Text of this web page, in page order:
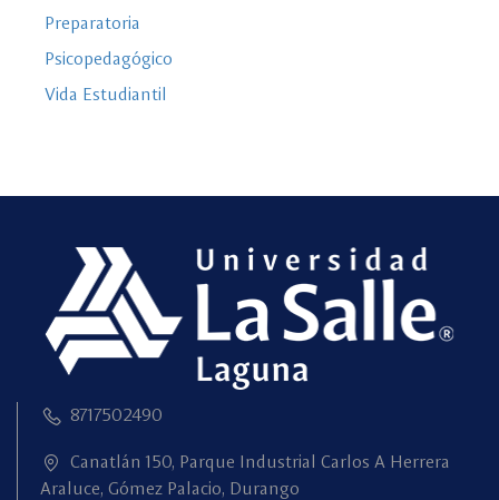
Preparatoria
Psicopedagógico
Vida Estudiantil
8717502490
Canatlán 150, Parque Industrial Carlos A Herrera
Araluce, Gómez Palacio, Durango